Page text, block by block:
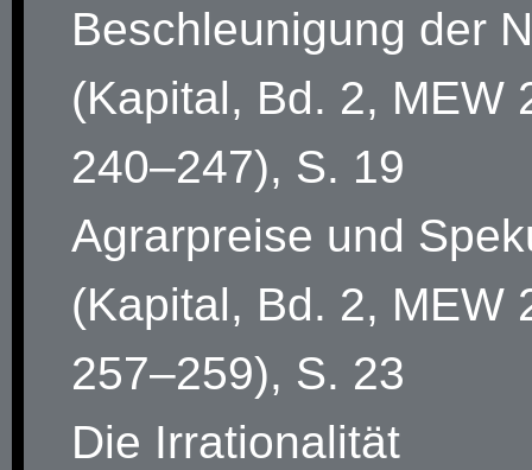
Beschleunigung der
(Kapital, Bd. 2, MEW
240–247), S. 19
Agrarpreise und
(Kapital, Bd. 2, MEW
257–259), S. 23
Die Irrationalität